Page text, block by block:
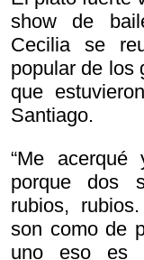
show de
Cecilia se
popular de los
que
Santiago.
“Me
porque dos
rubios,
son como de
uno eso es